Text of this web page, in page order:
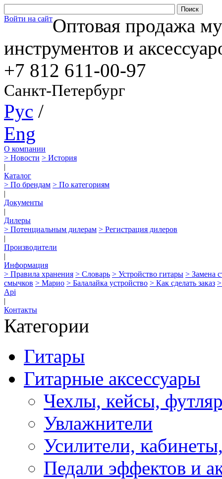
Войти на сайтОптовая продажа
инструментов и
+7 812 611-00-97
Санкт-Петербург
Рус /
Eng
О компании
> Новости > История
|
Каталог
> По брендам > По категориям
|
Документы
|
Дилеры
> Потенциальным дилерам > Регистрация дилеров
|
Производители
|
Информация
> Правила хранения > Словарь > Устройство гитары > Замена
смычков > Марио > Балалайка устройство > Как сделать заказ
Api
|
Контакты
Категории
Гитары
Гитарные аксессуары
Чехлы, кейсы,
Увлажнители
Усилители,
Педали эффектов и